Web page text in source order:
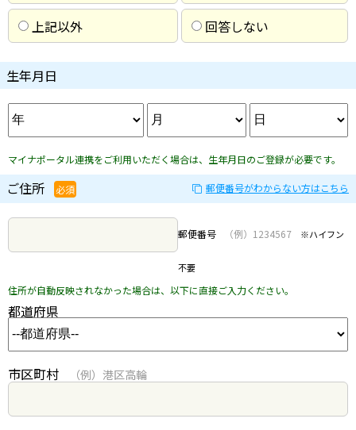
上記以外 回答しない
生年月日
マイナポータル連携をご利用いただく場合は、生年月日のご登録が必要です。
ご住所 必須 郵便番号がわからない方はこちら
郵便番号 （例）1234567 ※ハイフン
不要
住所が自動反映されなかった場合は、以下に直接ご入力ください。
都道府県
市区町村 （例）港区高輪